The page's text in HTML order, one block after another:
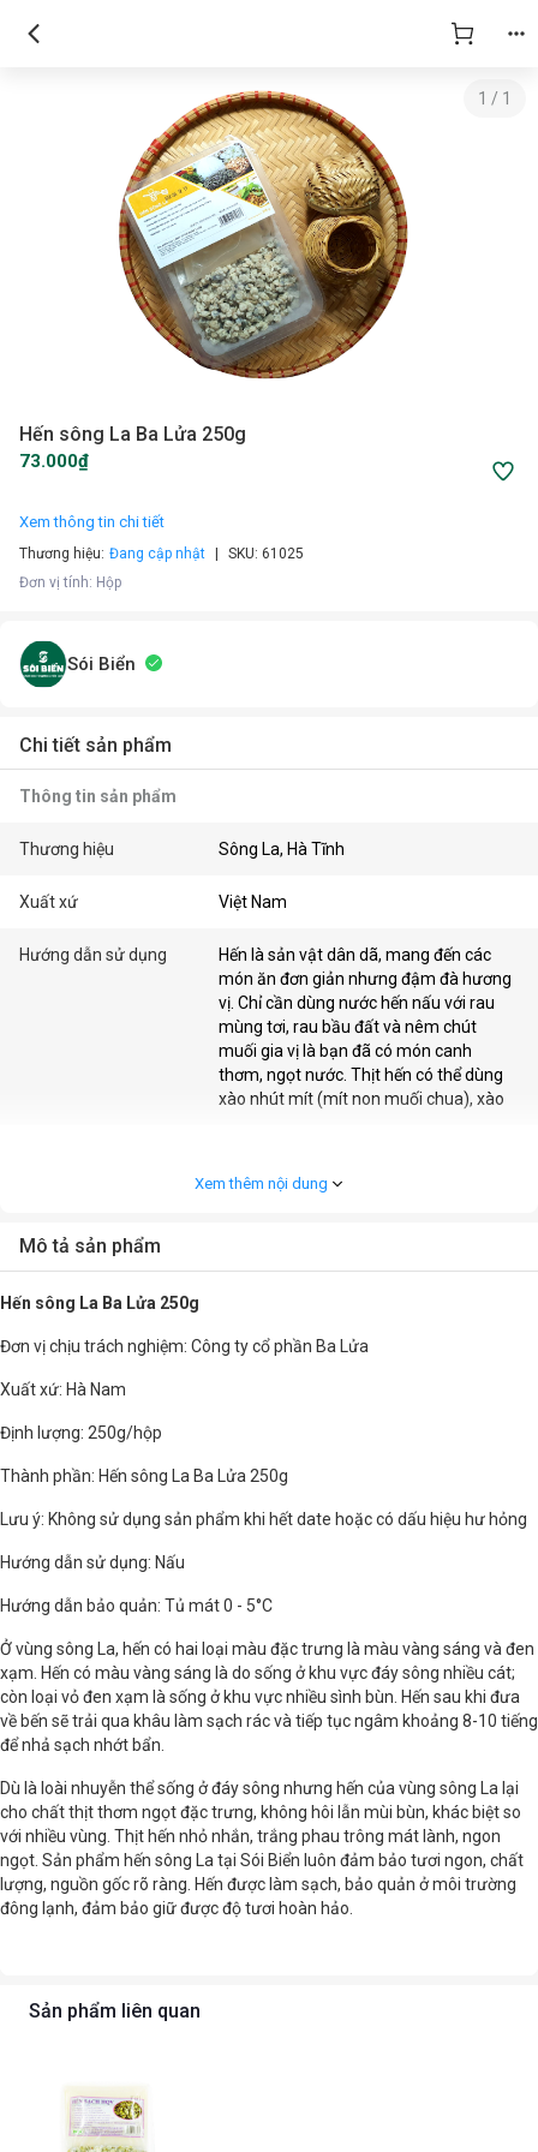
1 / 1
Hến sông La Ba Lửa 250g
73.000₫
Xem thông tin chi tiết
Thương hiệu: Đang cập nhật SKU: 61025
Đơn vị tính: Hộp
Sói Biển
Chi tiết sản phẩm
Thông tin sản phẩm
Thương hiệu Sông La, Hà Tĩnh
Xuất xứ Việt Nam
Hướng dẫn sử dụng
Hến là sản vật dân dã, mang đến các
món ăn đơn giản nhưng đậm đà hương
vị. Chỉ cần dùng nước hến nấu với rau
mùng tơi, rau bầu đất và nêm chút
muối gia vị là bạn đã có món canh
thơm, ngọt nước. Thịt hến có thể dùng
xào nhút mít (mít non muối chua), xào
tháng.
Xem thêm nội dung
Mô tả sản phẩm
Hến sông La Ba Lửa 250g
Đơn vị chịu trách nghiệm: Công ty cổ phần Ba Lửa
Xuất xứ: Hà Nam
Định lượng: 250g/hộp
Thành phần: Hến sông La Ba Lửa 250g
Lưu ý: Không sử dụng sản phẩm khi hết date hoặc có dấu hiệu hư hỏng
Hướng dẫn sử dụng: Nấu
Hướng dẫn bảo quản: Tủ mát 0 - 5°C
Ở vùng sông La, hến có hai loại màu đặc trưng là màu vàng sáng và đen
xạm. Hến có màu vàng sáng là do sống ở khu vực đáy sông nhiều cát;
còn loại vỏ đen xạm là sống ở khu vực nhiều sình bùn. Hến sau khi đưa
về bến sẽ trải qua khâu làm sạch rác và tiếp tục ngâm khoảng 8-10 tiếng
để nhả sạch nhớt bẩn.
Dù là loài nhuyễn thể sống ở đáy sông nhưng hến của vùng sông La lại
cho chất thịt thơm ngọt đặc trưng, không hôi lẫn mùi bùn, khác biệt so
với nhiều vùng. Thịt hến nhỏ nhắn, trắng phau trông mát lành, ngon
ngọt. Sản phẩm hến sông La tại Sói Biển luôn đảm bảo tươi ngon, chất
lượng, nguồn gốc rõ ràng. Hến được làm sạch, bảo quản ở môi trường
đông lạnh, đảm bảo giữ được độ tươi hoàn hảo.
Sản phẩm liên quan